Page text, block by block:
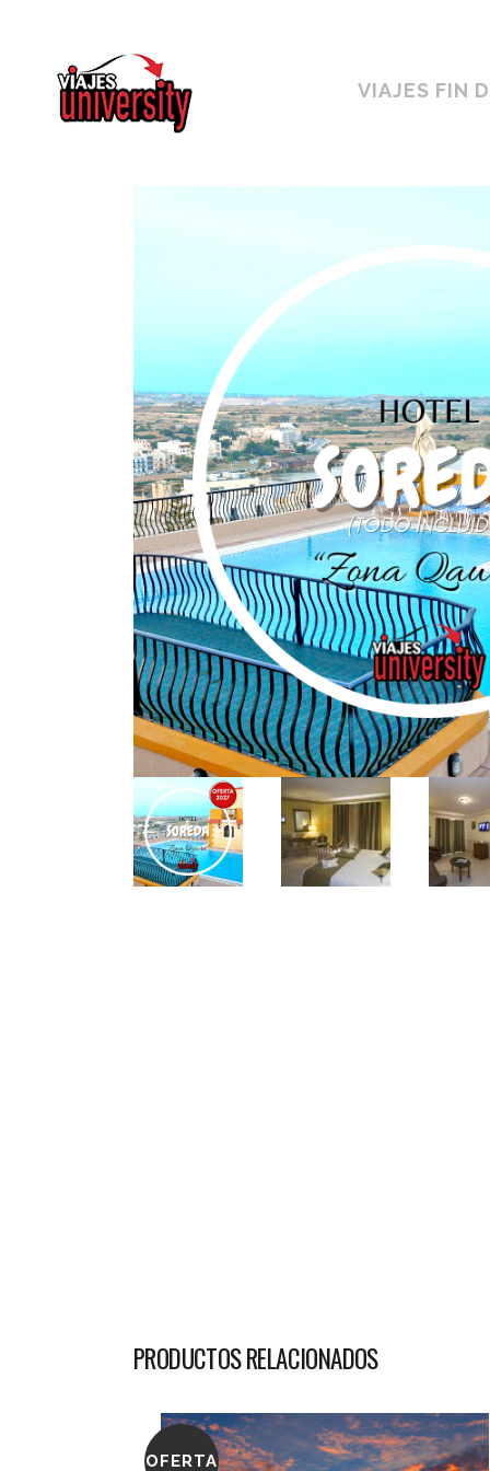
VIAJES FIN
PRODUCTOS RELACIONADOS
OFERTA